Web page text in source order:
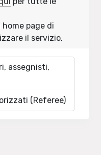
page di
il servizio.
assegnisti,
(Referee)